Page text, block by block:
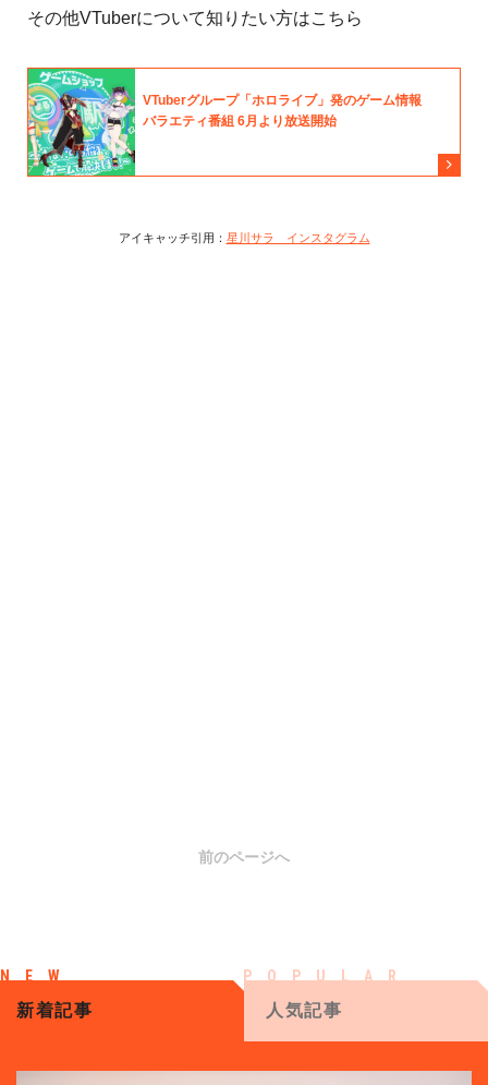
その他VTuberについて知りたい方はこちら
アイキャッチ引用： 星川サラ インスタグラム
前のページへ
新着記事 人気記事